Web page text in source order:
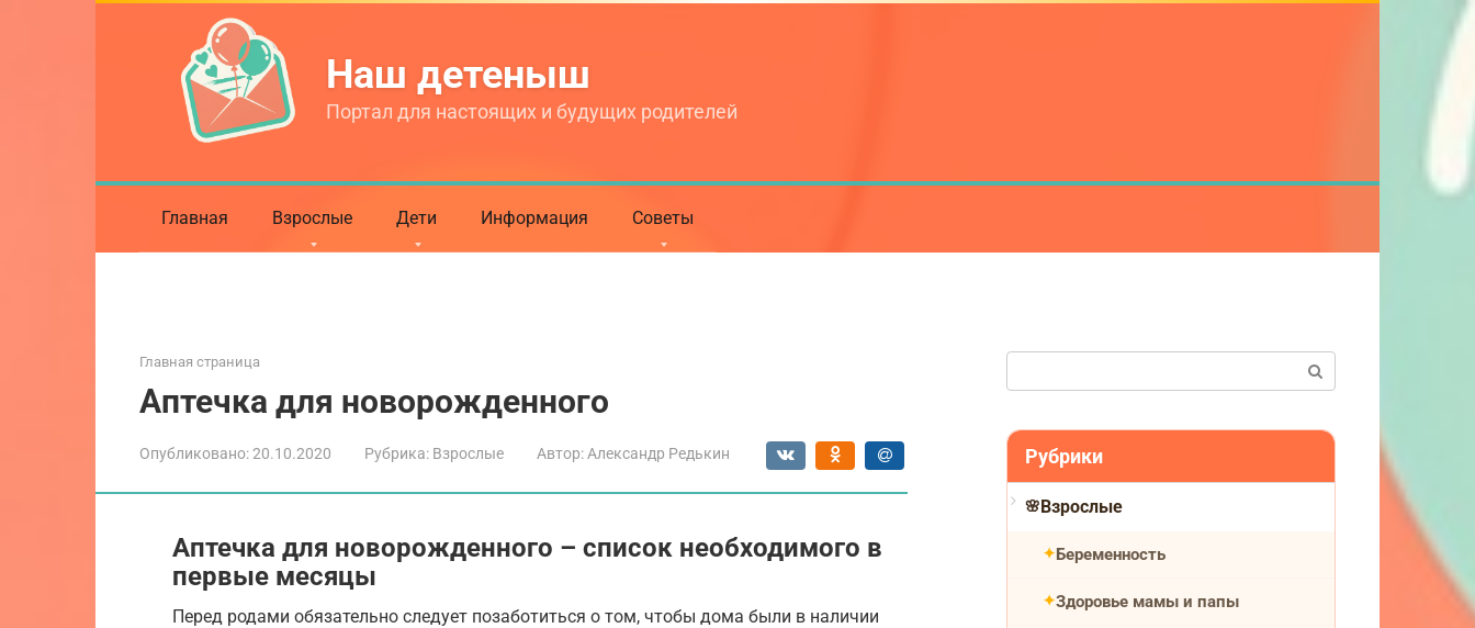
Наш детеныш
Портал для настоящих и будущих родителей
Главная Взрослые Дети Информация Советы
Главная страница
Аптечка для новорожденного
Опубликовано:20.10.2020 Рубрика: Взрослые Автор: Александр Редькин
Аптечка для новорожденного – список необходимого в
первые месяцы
Перед родами обязательно следует позаботиться о том, чтобы дома были в наличии
Рубрики
Взрослые
Беременность
Здоровье мамы и папы